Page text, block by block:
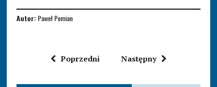
Autor: Paweł Pomian
Poprzedni Następny